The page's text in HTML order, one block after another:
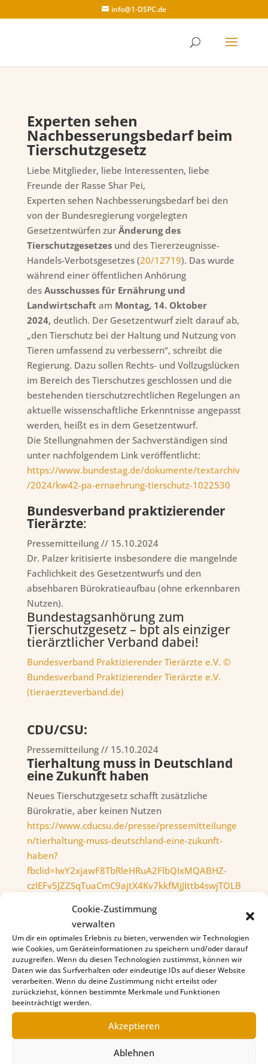
Cookie-Zustimmung
verwalten
Um dir ein optimales Erlebnis zu bieten, verwenden wir Technologien
wie Cookies, um Geräteinformationen zu speichern und/oder darauf
zuzugreifen. Wenn du diesen Technologien zustimmst, können wir
Daten wie das Surfverhalten oder eindeutige IDs auf dieser Website
verarbeiten. Wenn du deine Zustimmung nicht erteilst oder
zurückziehst, können bestimmte Merkmale und Funktionen
beeinträchtigt werden.
Akzeptieren
Ablehnen
info@1-DSPC.de
Experten sehen
Nachbesserungsbedarf beim
Tierschutzgesetz
Liebe Mitglieder, liebe Interessenten, liebe
Freunde der Rasse Shar Pei,
Experten sehen Nachbesserungsbedarf bei den
von der Bundesregierung vorgelegten
Gesetzentwürfen zur Änderung des
Tierschutzgesetzes und des Tiererzeugnisse-
Handels-Verbotsgesetzes (20/12719). Das wurde
während einer öffentlichen Anhörung
des Ausschusses für Ernährung und
Landwirtschaft am Montag, 14. Oktober
2024,deutlich. Der Gesetzentwurf zielt darauf ab,
„den Tierschutz bei der Haltung und Nutzung von
Tieren umfassend zu verbessern“, schreibt die
Regierung. Dazu sollen Rechts- und Vollzugslücken
im Bereich des Tierschutzes geschlossen und die
bestehenden tierschutzrechtlichen Regelungen an
aktuelle wissenschaftliche Erkenntnisse angepasst
werden, heißt es in dem Gesetzentwurf.
Die Stellungnahmen der Sachverständigen sind
unter nachfolgendem Link veröffentlicht:
https://www.bundestag.de/dokumente/textarchiv
/2024/kw42-pa-ernaehrung-tierschutz-1022530
Bundesverband praktizierender
Tierärzte:
Pressemitteilung // 15.10.2024
Dr. Palzer kritisierte insbesondere die mangelnde
Fachlichkeit des Gesetzentwurfs und den
absehbaren Bürokratieaufbau (ohne erkennbaren
Nutzen).
Bundestagsanhörung zum
Tierschutzgesetz – bpt als einziger
tierärztlicher Verband dabei!
Bundesverband Praktizierender Tierärzte e.V. ©
Bundesverband Praktizierender Tierärzte e.V.
(tieraerzteverband.de)
CDU/CSU:
Pressemitteilung // 15.10.2024
Tierhaltung muss in Deutschland
eine Zukunft haben
Neues Tierschutzgesetz schafft zusätzliche
Bürokratie, aber keinen Nutzen
https://www.cducsu.de/presse/pressemitteilunge
n/tierhaltung-muss-deutschland-eine-zukunft-
haben?
fbclid=IwY2xjawF8TbRleHRuA2FlbQIxMQABHZ-
czIEFv5JZZSqTuaCmC9ajtX4Kv7kkfMjJIttb4swjTOLB
Kategorien
Aktuelles
Wichtige Termine